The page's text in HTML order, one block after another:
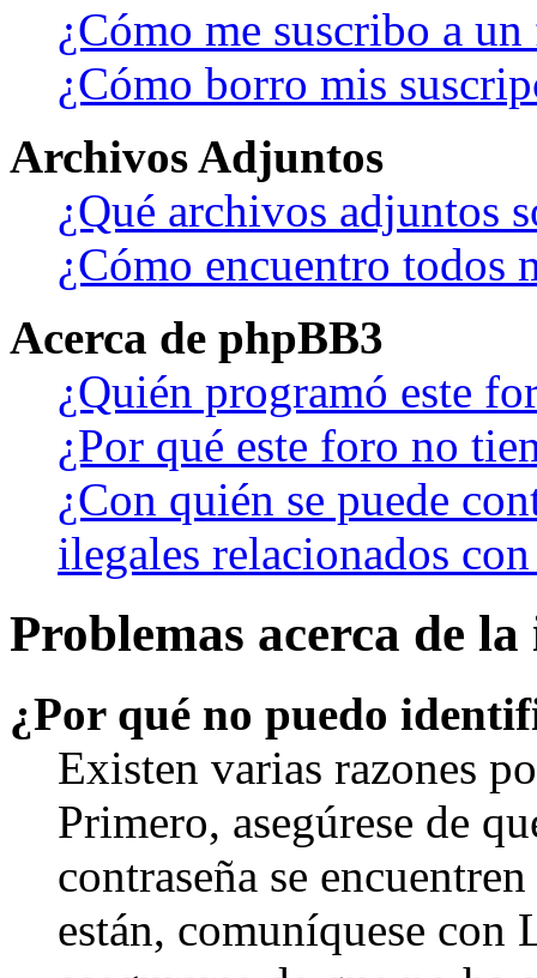
¿Cómo me suscribo a
¿Cómo borro mis
Archivos Adjuntos
¿Qué archivos adjuntos
¿Cómo encuentro todos
Acerca de phpBB3
¿Quién programó este
¿Por qué este foro no
¿Con quién se puede
ilegales relacionados
Problemas acerca de
¿Por qué no puedo
Existen varias razones
Primero, asegúrese de
contraseña se
están, comuníquese